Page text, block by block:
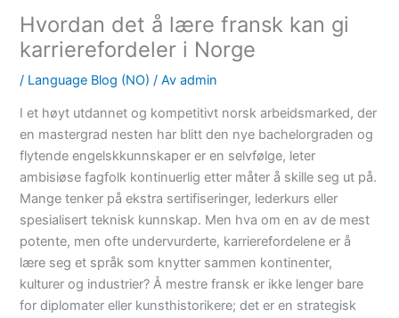
Hvordan det å lære fransk kan gi
karrierefordeler i Norge
/ Language Blog (NO) / Av admin
I et høyt utdannet og kompetitivt norsk arbeidsmarked, der
en mastergrad nesten har blitt den nye bachelorgraden og
flytende engelskkunnskaper er en selvfølge, leter
ambisiøse fagfolk kontinuerlig etter måter å skille seg ut på.
Mange tenker på ekstra sertifiseringer, lederkurs eller
spesialisert teknisk kunnskap. Men hva om en av de mest
potente, men ofte undervurderte, karrierefordelene er å
lære seg et språk som knytter sammen kontinenter,
kulturer og industrier? Å mestre fransk er ikke lenger bare
for diplomater eller kunsthistorikere; det er en strategisk